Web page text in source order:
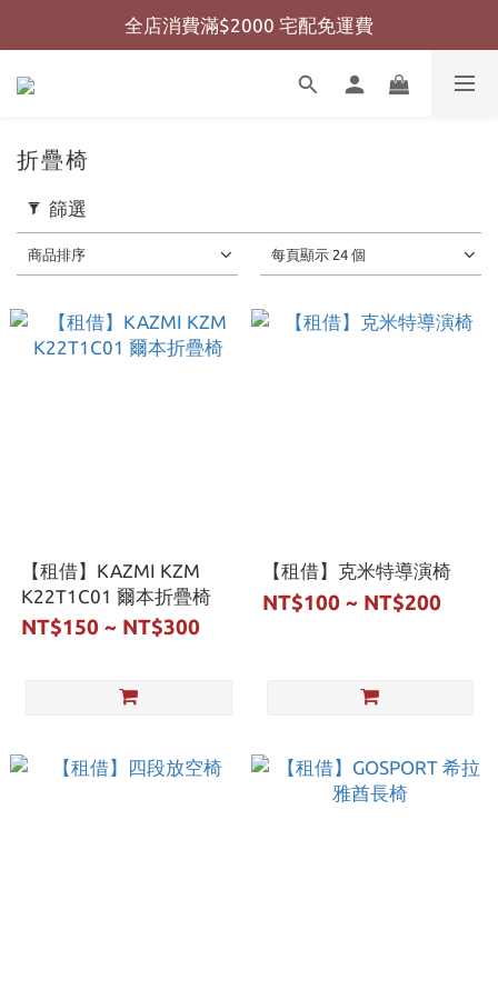
全店消費滿$999 超商免運費
全店消費滿$2000 宅配免運費
全店消費滿$999 超商免運費
折疊椅
篩選
商品排序 每頁顯示 24 個
【租借】KAZMI KZM
K22T1C01 爾本折疊椅
NT$150 ~ NT$300
【租借】克米特導演椅
NT$100 ~ NT$200